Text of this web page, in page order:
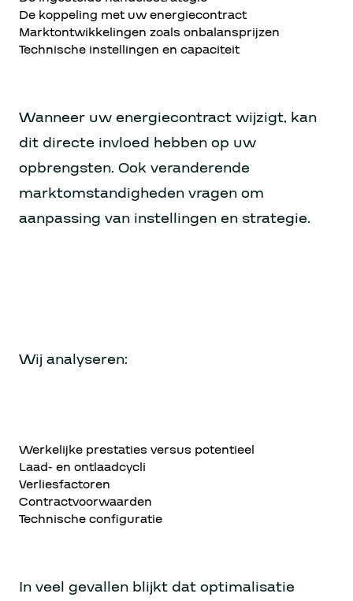
De koppeling met uw energiecontract
Marktontwikkelingen zoals onbalansprijzen
Technische instellingen en capaciteit
Wanneer uw energiecontract wijzigt, kan
dit directe invloed hebben op uw
opbrengsten. Ook veranderende
marktomstandigheden vragen om
aanpassing van instellingen en strategie.
Wij analyseren:
Werkelijke prestaties versus potentieel
Laad- en ontlaadcycli
Verliesfactoren
Contractvoorwaarden
Technische configuratie
In veel gevallen blijkt dat optimalisatie